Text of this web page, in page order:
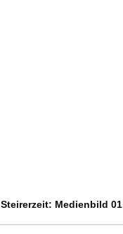
Steirerzeit: Medienbild 01